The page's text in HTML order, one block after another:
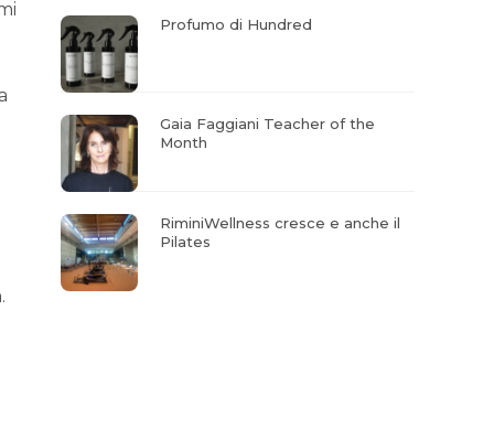
Profumo di Hundred
Gaia Faggiani Teacher of the
Month
RiminiWellness cresce e anche il
Pilates